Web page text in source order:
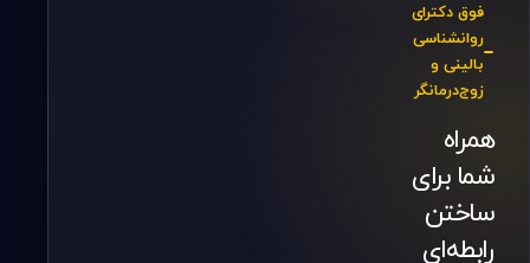
فوق دکترای
روانشناسی
بالینی و
زوج‌درمانگر
همراه
شما برای
ساختن
رابطه‌ای